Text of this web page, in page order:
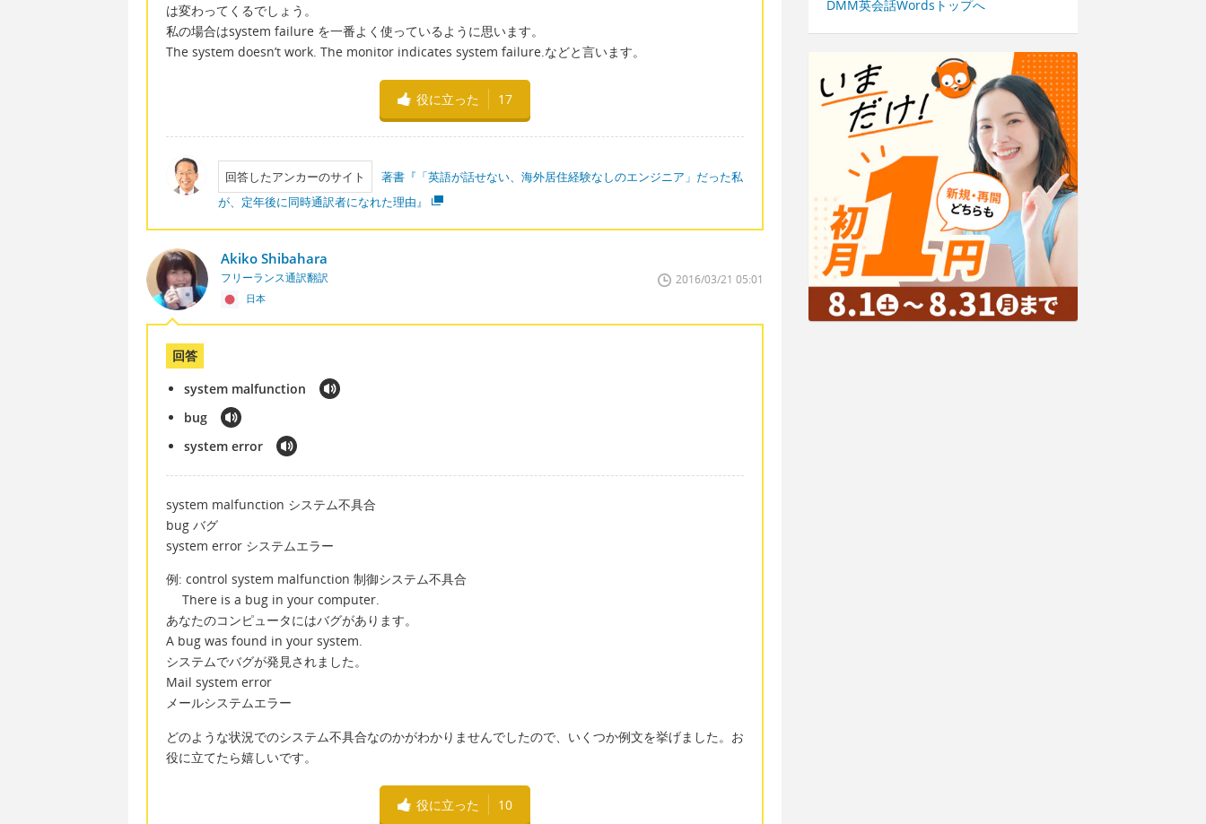
は変わってくるでしょう。
私の場合はsystem failure を一番よく使っているように思います。
The system doesn’t work. The monitor indicates system failure.などと言います。
役に立った 17
回答したアンカーのサイト
著書『「英語が話せない、海外居住経験なしのエンジニア」だった私
が、定年後に同時通訳者になれた理由』
Akiko Shibahara
フリーランス通訳翻訳
日本
2016/03/21 05:01
回答
system malfunction
bug
system error
system malfunction システム不具合
bug バグ
system error システムエラー
例: control system malfunction 制御システム不具合
There is a bug in your computer.
あなたのコンピュータにはバグがあります。
A bug was found in your system.
システムでバグが発見されました。
Mail system error
メールシステムエラー
どのような状況でのシステム不具合なのかがわかりませんでしたので、いくつか例文を挙げました。お
役に立てたら嬉しいです。
役に立った 10
DMM英会話Wordsトップへ